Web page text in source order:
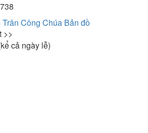
Công Chúa Bản đồ
>>
cả ngày lễ)